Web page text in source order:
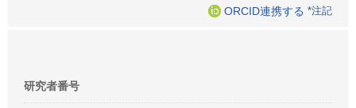
ORCID連携する *注記
研究者番号